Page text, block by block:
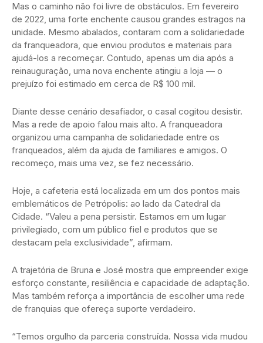
Mas o caminho não foi livre de obstáculos. Em fevereiro
de 2022, uma forte enchente causou grandes estragos na
unidade. Mesmo abalados, contaram com a solidariedade
da franqueadora, que enviou produtos e materiais para
ajudá-los a recomeçar. Contudo, apenas um dia após a
reinauguração, uma nova enchente atingiu a loja — o
prejuízo foi estimado em cerca de R$ 100 mil.
Diante desse cenário desafiador, o casal cogitou desistir.
Mas a rede de apoio falou mais alto. A franqueadora
organizou uma campanha de solidariedade entre os
franqueados, além da ajuda de familiares e amigos. O
recomeço, mais uma vez, se fez necessário.
Hoje, a cafeteria está localizada em um dos pontos mais
emblemáticos de Petrópolis: ao lado da Catedral da
Cidade. “Valeu a pena persistir. Estamos em um lugar
privilegiado, com um público fiel e produtos que se
destacam pela exclusividade”, afirmam.
A trajetória de Bruna e José mostra que empreender exige
esforço constante, resiliência e capacidade de adaptação.
Mas também reforça a importância de escolher uma rede
de franquias que ofereça suporte verdadeiro.
“Temos orgulho da parceria construída. Nossa vida mudou